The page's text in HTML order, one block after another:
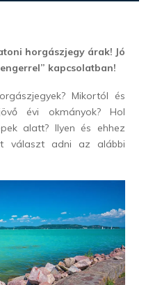
horgászjegy árak! Jó
kapcsolatban!
Mikortól és
évi okmányok? Hol
alatt? Ilyen és ehhez
választ adni az alábbi